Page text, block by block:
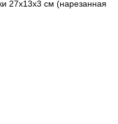
27х13х3 см (нарезанная